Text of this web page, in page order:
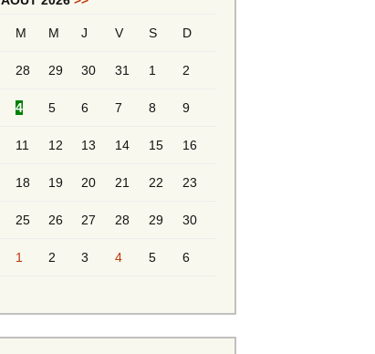
Messieurs 2ème série
Messieurs Golden
M M J V S D
28 29 30 31 1 2
4 5 6 7 8 9
11 12 13 14 15 16
18 19 20 21 22 23
25 26 27 28 29 30
1 2 3 4 5 6